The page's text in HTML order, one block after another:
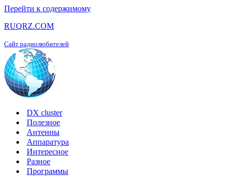
Перейти к содержимому
RUQRZ.COM
Сайт радиолюбителей
DX cluster
Полезное
Антенны
Аппаратура
Интересное
Разное
Программы